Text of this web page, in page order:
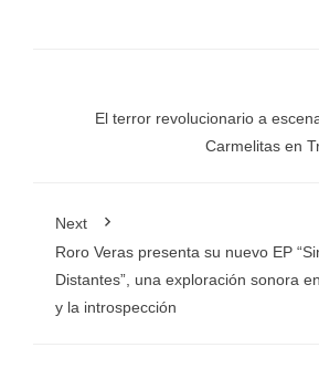
El terror revolucionario a
Carmelitas en
Next
Roro Veras presenta su nuevo EP
Distantes”, una exploración sonora
y la introspección